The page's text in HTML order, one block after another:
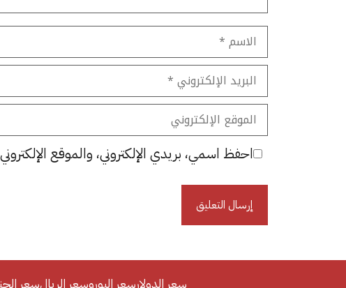
الاسم
البريد
الإلكتروني
الموقع
الإلكتروني
احفظ اسمي، بريدي الإلكتروني، والموقع
سعر الدولارسعر اليوروسعر الريالسعر